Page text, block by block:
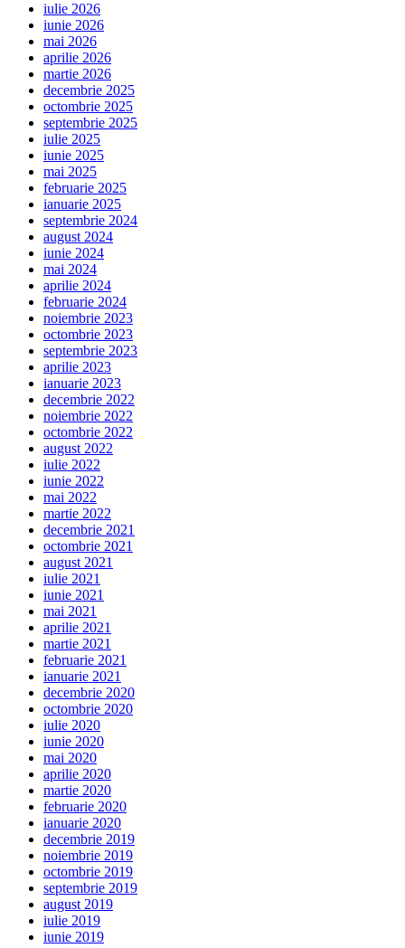
iulie 2026
iunie 2026
mai 2026
aprilie 2026
martie 2026
decembrie 2025
octombrie 2025
septembrie 2025
iulie 2025
iunie 2025
mai 2025
februarie 2025
ianuarie 2025
septembrie 2024
august 2024
iunie 2024
mai 2024
aprilie 2024
februarie 2024
noiembrie 2023
octombrie 2023
septembrie 2023
aprilie 2023
ianuarie 2023
decembrie 2022
noiembrie 2022
octombrie 2022
august 2022
iulie 2022
iunie 2022
mai 2022
martie 2022
decembrie 2021
octombrie 2021
august 2021
iulie 2021
iunie 2021
mai 2021
aprilie 2021
martie 2021
februarie 2021
ianuarie 2021
decembrie 2020
octombrie 2020
iulie 2020
iunie 2020
mai 2020
aprilie 2020
martie 2020
februarie 2020
ianuarie 2020
decembrie 2019
noiembrie 2019
octombrie 2019
septembrie 2019
august 2019
iulie 2019
iunie 2019